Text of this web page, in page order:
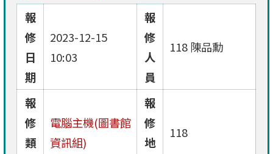
報
修
日
期
2023-12-15
10:03
報
修
人
員
118 陳品勳
報
修
類
電腦主機(圖書館
資訊組)
報
修
地
118